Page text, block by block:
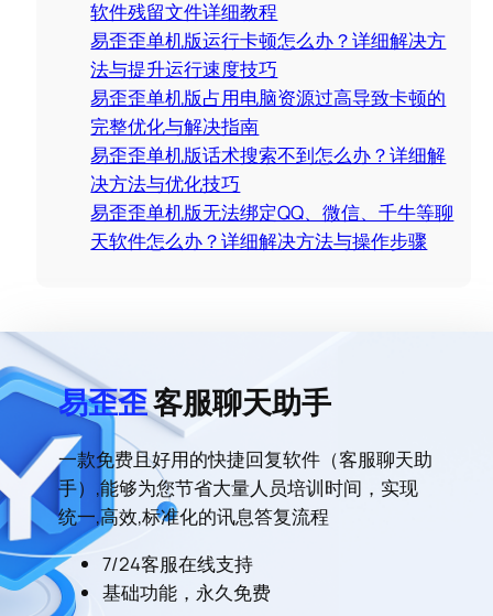
软件残留文件详细教程
易歪歪单机版运行卡顿怎么办？详细解决方
法与提升运行速度技巧
易歪歪单机版占用电脑资源过高导致卡顿的
完整优化与解决指南
易歪歪单机版话术搜索不到怎么办？详细解
决方法与优化技巧
易歪歪单机版无法绑定QQ、微信、千牛等聊
天软件怎么办？详细解决方法与操作步骤
易歪歪客服聊天助手
一款免费且好用的快捷回复软件（客服聊天助
手）,能够为您节省大量人员培训时间，实现
统一,高效,标准化的讯息答复流程
7/24客服在线支持
基础功能，永久免费